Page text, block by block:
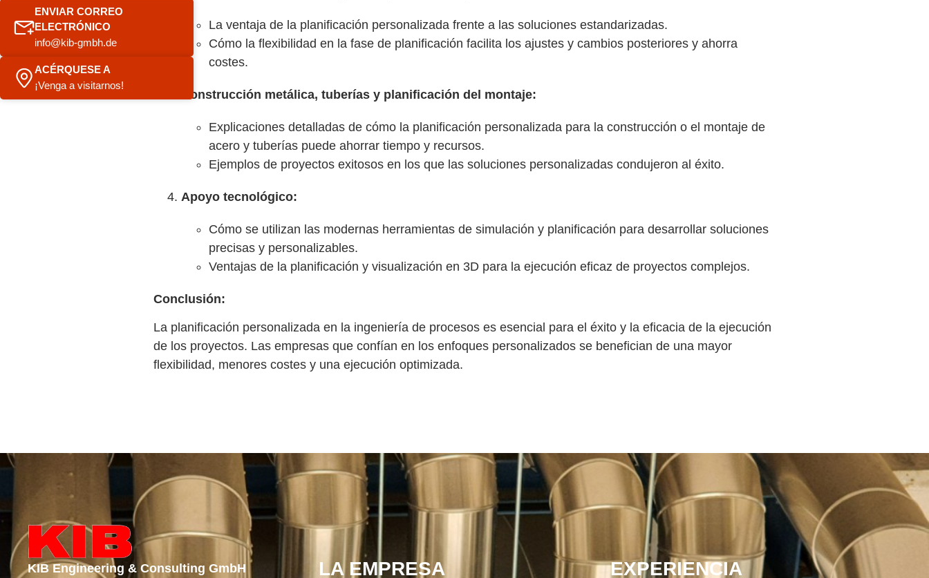
La ventaja de la planificación personalizada frente a las soluciones estandarizadas.
Cómo la flexibilidad en la fase de planificación facilita los ajustes y cambios posteriores y ahorra
costes.
Construcción metálica, tuberías y planificación del montaje:
Explicaciones detalladas de cómo la planificación personalizada para la construcción o el montaje de
acero y tuberías puede ahorrar tiempo y recursos.
Ejemplos de proyectos exitosos en los que las soluciones personalizadas condujeron al éxito.
Apoyo tecnológico:
Cómo se utilizan las modernas herramientas de simulación y planificación para desarrollar soluciones
precisas y personalizables.
Ventajas de la planificación y visualización en 3D para la ejecución eficaz de proyectos complejos.
Conclusión:
La planificación personalizada en la ingeniería de procesos es esencial para el éxito y la eficacia de la ejecución
de los proyectos. Las empresas que confían en los enfoques personalizados se benefician de una mayor
flexibilidad, menores costes y una ejecución optimizada.
ENVIAR CORREO
ELECTRÓNICO
info@kib-gmbh.de
ACÉRQUESE A
¡Venga a visitarnos!
KIB Engineering & Consulting GmbH LA EMPRESA EXPERIENCIA